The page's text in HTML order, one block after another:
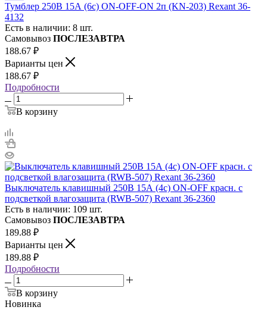
Тумблер 250В 15А (6с) ON-OFF-ON 2п (KN-203) Rexant 36-
4132
Есть в наличии: 8 шт.
Самовывоз ПОСЛЕЗАВТРА
188.67 ₽
Варианты цен
188.67 ₽
Подробности
В корзину
Выключатель клавишный 250В 15А (4с) ON-OFF красн. с
подсветкой влагозащита (RWB-507) Rexant 36-2360
Есть в наличии: 109 шт.
Самовывоз ПОСЛЕЗАВТРА
189.88 ₽
Варианты цен
189.88 ₽
Подробности
В корзину
Новинка